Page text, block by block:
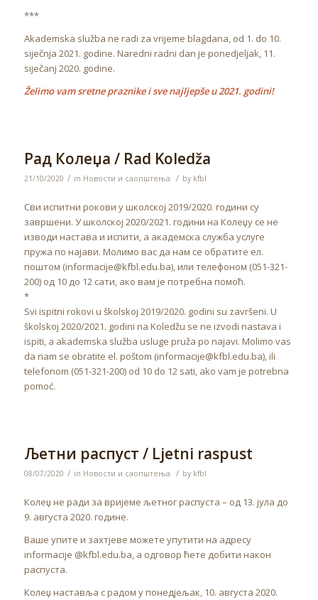
***
Akademska služba ne radi za vrijeme blagdana, od 1. do 10.
siječnja 2021. godine. Naredni radni dan je ponedjeljak, 11.
siječanj 2020. godine.
Želimo vam sretne praznike i sve najljepše u 2021. godini!
Рад Колеџа / Rad Koledža
21/10/2020 / in Новости и саопштења / by kfbl
Сви испитни рокови у школској 2019/2020. години су
завршени. У школској 2020/2021. години на Колеџу се не
изводи настава и испити, а академска служба услуге
пружа по најави. Молимо вас да нам се обратите ел.
поштом (informacije@kfbl.edu.ba), или телефоном (051-321-
200) од 10 до 12 сати, ако вам је потребна помоћ.
*
Svi ispitni rokovi u školskoj 2019/2020. godini su završeni. U
školskoj 2020/2021. godini na Koledžu se ne izvodi nastava i
ispiti, a akademska služba usluge pruža po najavi. Molimo vas
da nam se obratite el. poštom (informacije@kfbl.edu.ba), ili
telefonom (051-321-200) od 10 do 12 sati, ako vam je potrebna
pomoć.
Љетни распуст / Ljetni raspust
08/07/2020 / in Новости и саопштења / by kfbl
Колеџ не ради за вријеме љетног распуста – од 13. јула до
9. августа 2020. године.
Ваше упите и захтјеве можете упутити на адресу
informacije @kfbl.edu.ba, а одговор ћете добити након
распуста.
Колеџ наставља с радом у понедјељак, 10. августа 2020.